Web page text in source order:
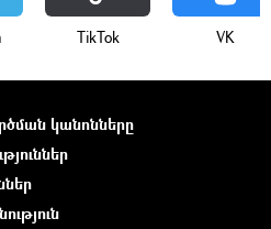
ТikТоk VK
կանոնները